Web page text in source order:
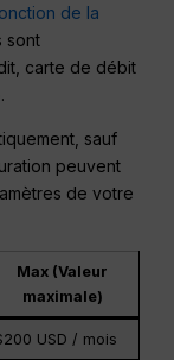
de la
sont
carte de débit
sauf
peuvent
de votre
Max (Valeur
maximale)
USD / mois